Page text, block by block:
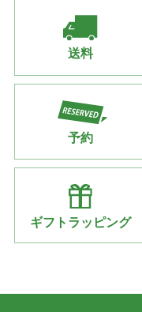
送料
予約
ギフトラッピング